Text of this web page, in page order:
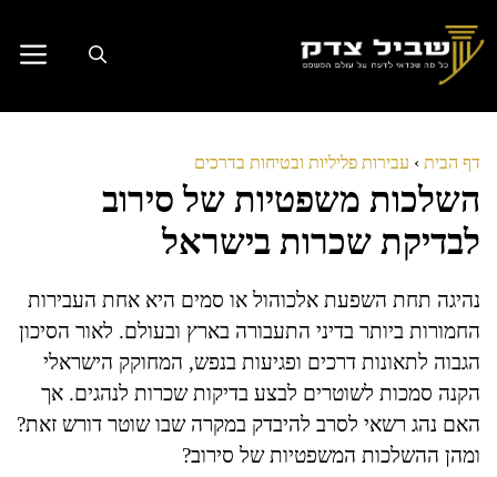
לתוכן
דף הבית › עבירות פליליות ובטיחות בדרכים
השלכות משפטיות של סירוב
לבדיקת שכרות בישראל
נהיגה תחת השפעת אלכוהול או סמים היא אחת העבירות
החמורות ביותר בדיני התעבורה בארץ ובעולם. לאור הסיכון
הגבוה לתאונות דרכים ופגיעות בנפש, המחוקק הישראלי
הקנה סמכות לשוטרים לבצע בדיקות שכרות לנהגים. אך
האם נהג רשאי לסרב להיבדק במקרה שבו שוטר דורש זאת?
ומהן ההשלכות המשפטיות של סירוב?